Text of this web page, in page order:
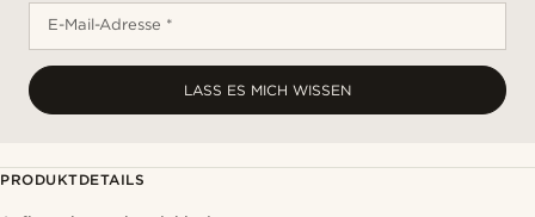
E-Mail-Adresse *
LASS ES MICH WISSEN
PRODUKTDETAILS